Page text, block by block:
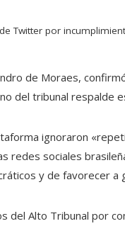
Twitter por
de Moraes,
del tribunal respalde
ignoraron
redes sociales
y de favorecer a
del Alto Tribunal por